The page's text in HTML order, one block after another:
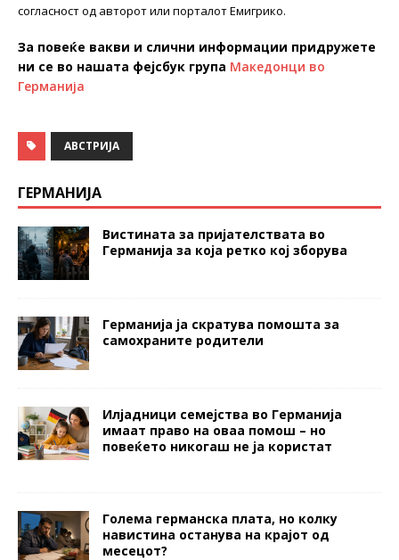
согласност од авторот или порталот Емигрико.
За повеќе вакви и слични информации придружете
ни се во нашата фејсбук група Македонци во
Германија
АВСТРИЈА
ГЕРМАНИЈА
Вистината за пријателствата во
Германија за која ретко кој зборува
Германија ја скратува помошта за
самохраните родители
Илјадници семејства во Германија
имаат право на оваа помош – но
повеќето никогаш не ја користат
Голема германска плата, но колку
навистина останува на крајот од
месецот?